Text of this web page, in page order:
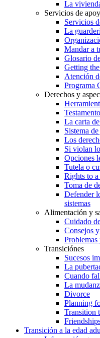
La
Servicios de
Servicios
La
Mandar a
Glosario
Getting
Atención
Programa
Derechos y
La carta
Sistema
Los
Si violan
Opciones
Tutela o
Rights to
Toma de
Defender
sistemas
Alimentación y
Cuidado
Consejos
Problemas
Transiciónes
Sucesos
La
Cuando
La
Divorce
Planning
Transition
Transición a la edad